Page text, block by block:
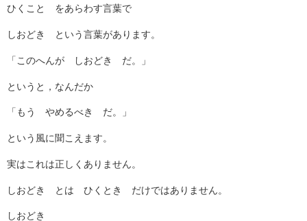
ひくこと をあらわす言葉で
しおどき という言葉があります。
「このへんが しおどき だ。」
というと，なんだか
「もう やめるべき だ。」
という風に聞こえます。
実はこれは正しくありません。
しおどき とは ひくとき だけではありません。
しおどき